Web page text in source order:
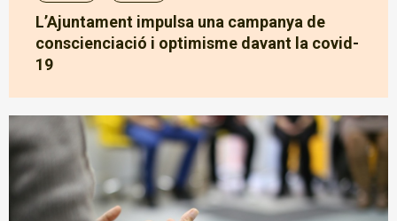
L’Ajuntament impulsa una campanya de
conscienciació i optimisme davant la covid-
19